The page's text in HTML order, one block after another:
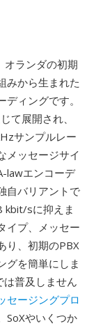
オランダの初期
みから生まれた
ィングです。
て展開され、
サンプルレー
メッセージサイ
lawエンコーデ
自バリアントで
kbit/sに抑えま
イプ、メッセー
り、初期のPBX
グを簡単にしま
は普及しません
セージングプロ
SoXやいくつか